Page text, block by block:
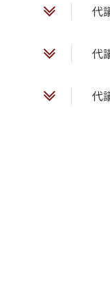
代
代
代